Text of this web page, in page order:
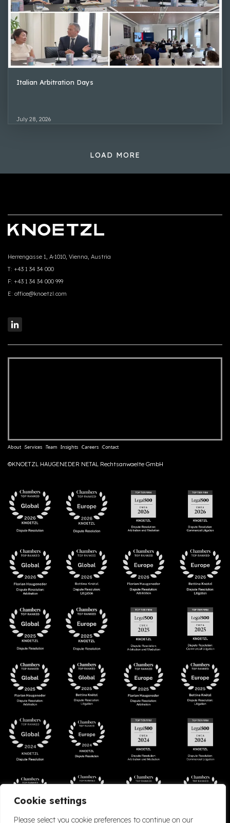
Cookie settings
Please select you cookie preferences to continue on our
Italian Arbitration Days
July 28, 2026
LOAD MORE
Herrengasse 1, A-1010, Vienna, Austria
T: +43 1 34 34 000
F: +43 1 34 34 000 999
E: office@knoetzl.com
About Services Team Insights Careers Contact
©KNOETZL HAUGENEDER NETAL Rechtsanwaelte GmbH